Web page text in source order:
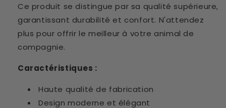
Ce produit se distingue par sa qualité supérieure,
garantissant durabilité et confort. N'attendez
plus pour offrir le meilleur à votre animal de
compagnie.
Caractéristiques :
Haute qualité de fabrication
Design moderne et élégant